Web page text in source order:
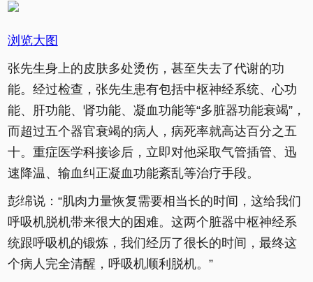
浏览大图
张先生身上的皮肤多处烫伤，甚至失去了代谢的功
能。经过检查，张先生患有包括中枢神经系统、心功
能、肝功能、肾功能、凝血功能等“多脏器功能衰竭”，
而超过五个器官衰竭的病人，病死率就高达百分之五
十。重症医学科接诊后，立即对他采取气管插管、迅
速降温、输血纠正凝血功能紊乱等治疗手段。
彭绵说：“肌肉力量恢复需要相当长的时间，这给我们
呼吸机脱机带来很大的困难。这两个脏器中枢神经系
统跟呼吸机的锻炼，我们经历了很长的时间，最终这
个病人完全清醒，呼吸机顺利脱机。”